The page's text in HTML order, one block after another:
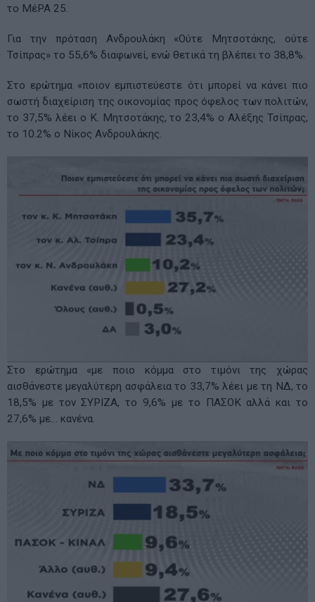
το ΜέΡΑ 25.
Για την πρόταση Ανδρουλάκη «Ούτε Μητσοτάκης, ούτε
Τσίπρας» το 55,6% διαφωνεί, ενώ θετικά τη βλέπει το 38,8%.
Στο ερώτημα «ποιον εμπιστεύεστε ότι μπορεί να κάνει πιο
σωστή διαχείριση της οικονομίας προς όφελος των πολιτών,
το 37,5% λέει ο Κ. Μητσοτάκης, το 23,4% ο Αλέξης Τσίπρας,
το 10.2% ο Νίκος Ανδρουλάκης.
Στο ερώτημα «με ποιο κόμμα στο τιμόνι της χώρας
αισθάνεστε μεγαλύτερη ασφάλεια το 33,7% λέει με τη ΝΔ, το
18,5% με τον ΣΥΡΙΖΑ, το 9,6% με το ΠΑΣΟΚ αλλά και το
27,6% με… κανένα.